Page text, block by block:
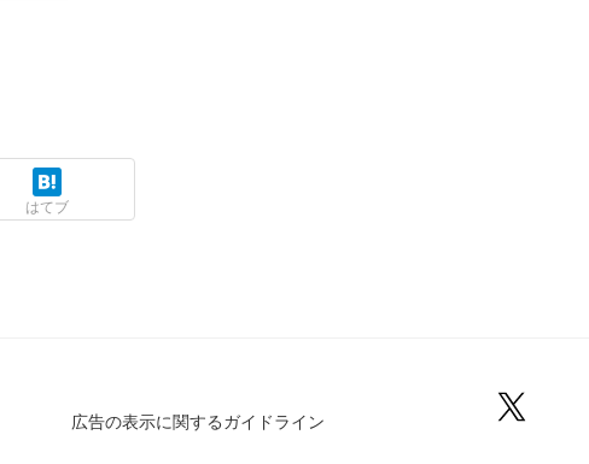
はてブ
広告の表示に関するガイドライン